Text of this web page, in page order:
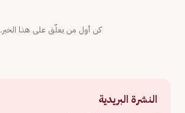
كن أول من يعلّق على هذا الخبر.
النشرة البريدية